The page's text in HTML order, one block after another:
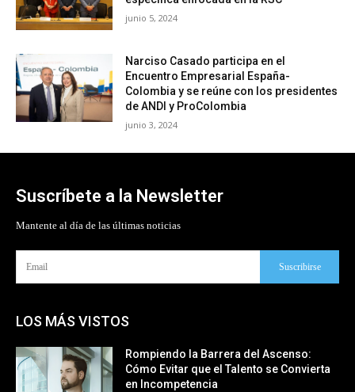
junio 5, 2024
Narciso Casado participa en el
Encuentro Empresarial España-
Colombia y se reúne con los presidentes
de ANDI y ProColombia
junio 3, 2024
Suscríbete a la Newsletter
Mantente al día de las últimas noticias
Suscribirse
LOS MÁS VISTOS
Rompiendo la Barrera del Ascenso:
Cómo Evitar que el Talento se Convierta
en Incompetencia